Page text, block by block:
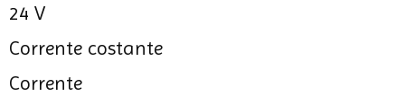
24 V
Corrente costante
Corrente